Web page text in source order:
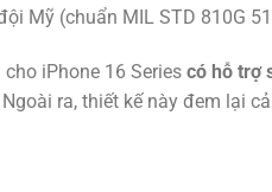
Mỹ (chuẩn MIL STD 810G
iPhone 16 Series có hỗ trợ
ra, thiết kế này đem lại